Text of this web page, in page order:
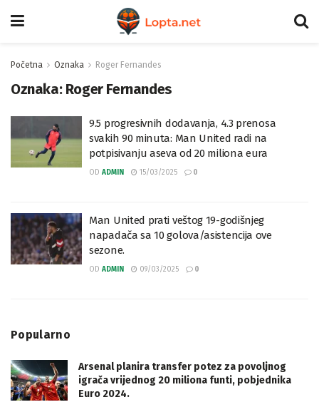
Početna Oznaka Roger Fernandes
Oznaka: Roger Fernandes
9.5 progresivnih dodavanja, 4.3 prenosa
svakih 90 minuta: Man United radi na
potpisivanju aseva od 20 miliona eura
OD ADMIN 15/03/2025 0
Man United prati veštog 19-godišnjeg
napadača sa 10 golova/asistencija ove
sezone.
OD ADMIN 09/03/2025 0
Popularno
Arsenal planira transfer potez za povoljnog
igrača vrijednog 20 miliona funti, pobjednika
Euro 2024.